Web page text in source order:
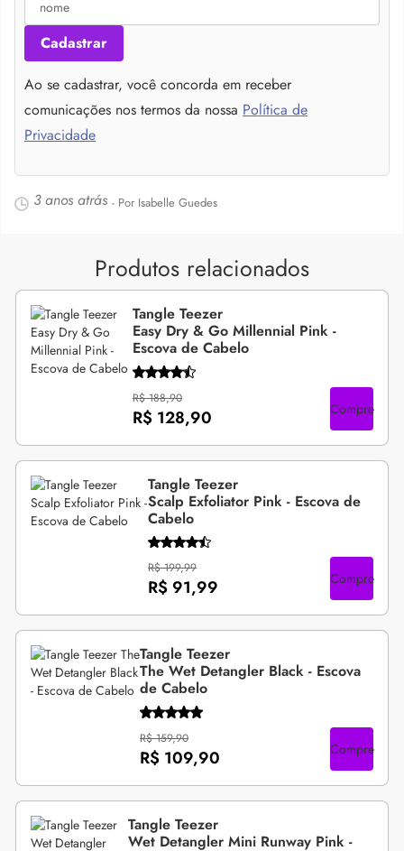
Cadastrar
Ao se cadastrar, você concorda em receber
comunicações nos termos da nossa Política de
Privacidade
3 anos atrás - Por Isabelle Guedes
Produtos relacionados
Tangle Teezer
Easy Dry & Go Millennial Pink -
Escova de Cabelo
R$ 188,90
R$ 128,90 Compre
Tangle Teezer
Scalp Exfoliator Pink - Escova de
Cabelo
R$ 199,99
R$ 91,99 Compre
Tangle Teezer
The Wet Detangler Black - Escova
de Cabelo
R$ 159,90
R$ 109,90 Compre
Tangle Teezer
Wet Detangler Mini Runway Pink -